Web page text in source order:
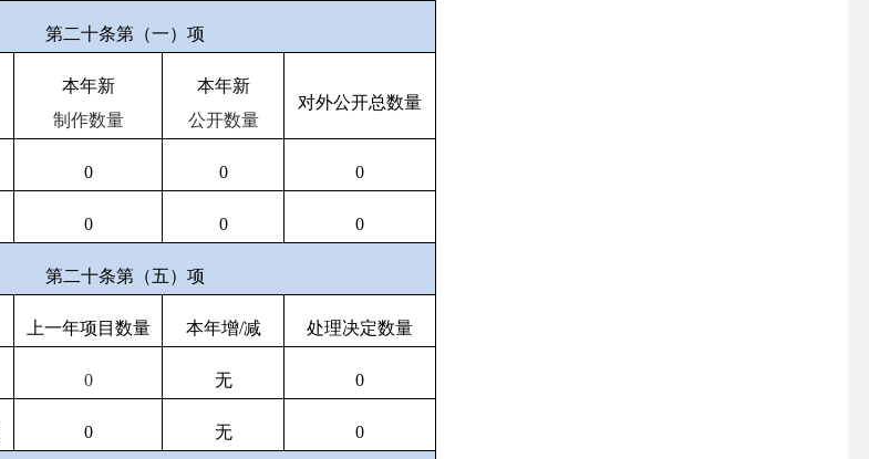
第二十条第（一）项
本年新
制作数量
本年新
公开数量
对外公开总数量
0 0 0
0 0 0
第二十条第（五）项
上一年项目数量 本年增/减 处理决定数量
0 无 0
0 无 0